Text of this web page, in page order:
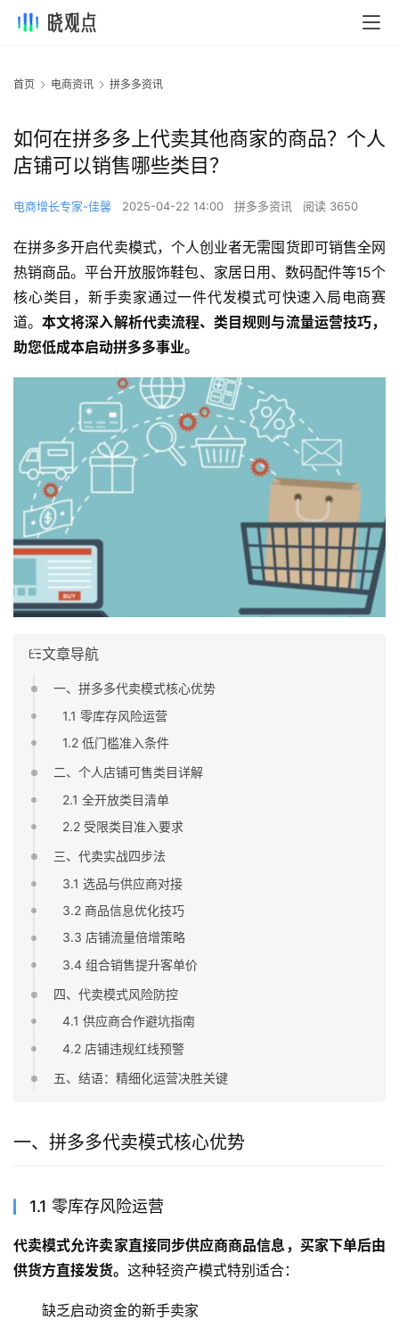
首页 电商资讯 拼多多资讯
如何在拼多多上代卖其他商家的商品？个人
店铺可以销售哪些类目？
电商增长专家-佳馨 2025-04-22 14:00 拼多多资讯 阅读 3650
在拼多多开启代卖模式，个人创业者无需囤货即可销售全网
热销商品。平台开放服饰鞋包、家居日用、数码配件等15个
核心类目，新手卖家通过一件代发模式可快速入局电商赛
道。本文将深入解析代卖流程、类目规则与流量运营技巧，
助您低成本启动拼多多事业。
文章导航
一、拼多多代卖模式核心优势
1.1 零库存风险运营
1.2 低门槛准入条件
二、个人店铺可售类目详解
2.1 全开放类目清单
2.2 受限类目准入要求
三、代卖实战四步法
3.1 选品与供应商对接
3.2 商品信息优化技巧
3.3 店铺流量倍增策略
3.4 组合销售提升客单价
四、代卖模式风险防控
4.1 供应商合作避坑指南
4.2 店铺违规红线预警
五、结语：精细化运营决胜关键
一、拼多多代卖模式核心优势
1.1 零库存风险运营
代卖模式允许卖家直接同步供应商商品信息，买家下单后由
供货方直接发货。 这种轻资产模式特别适合：
缺乏启动资金的新手卖家